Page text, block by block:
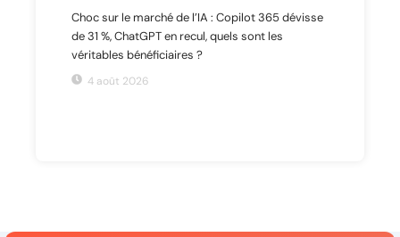
Choc sur le marché de l’IA : Copilot 365 dévisse
de 31 %, ChatGPT en recul, quels sont les
véritables bénéficiaires ?
4 août 2026